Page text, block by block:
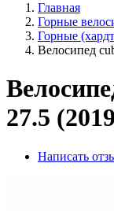
Главная
Горные
Горные
Велосипед
27.5
Написать